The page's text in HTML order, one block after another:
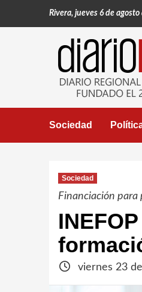
Rivera, jueves 6 de
Sociedad
Sociedad
Financiación para
viernes 23